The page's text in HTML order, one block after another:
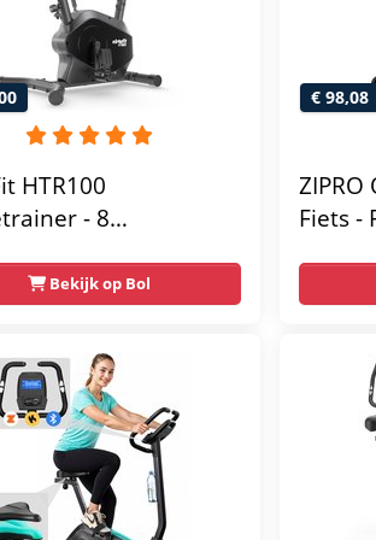
HTR100
- 8
-
zadel - Display
- Max.
Gebruikersgewicht -
Bekijk op Bol
€ 98,08
Fiets -
-